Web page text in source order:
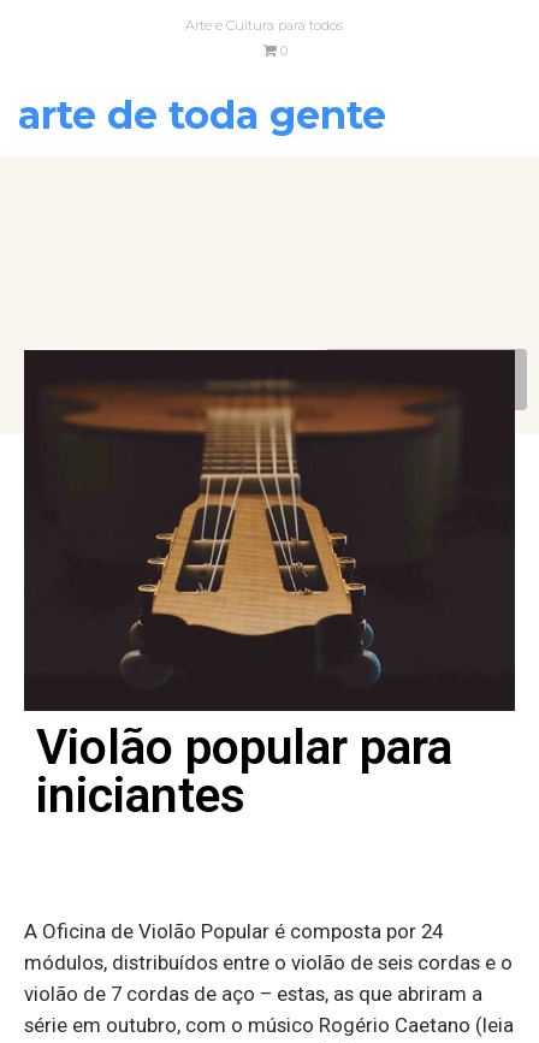
Arte e Cultura para todos
0
arte de toda gente
Violão popular para
iniciantes
A Oficina de Violão Popular é composta por 24
módulos, distribuídos entre o violão de seis cordas e o
violão de 7 cordas de aço – estas, as que abriram a
série em outubro, com o músico Rogério Caetano (leia